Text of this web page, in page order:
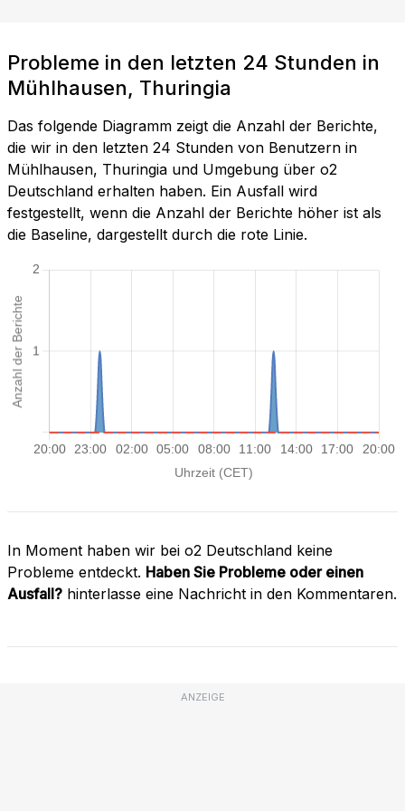
Probleme in den letzten 24 Stunden in
Mühlhausen, Thuringia
Das folgende Diagramm zeigt die Anzahl der Berichte,
die wir in den letzten 24 Stunden von Benutzern in
Mühlhausen, Thuringia und Umgebung über o2
Deutschland erhalten haben. Ein Ausfall wird
festgestellt, wenn die Anzahl der Berichte höher ist als
die Baseline, dargestellt durch die rote Linie.
In Moment haben wir bei o2 Deutschland keine
Probleme entdeckt. Haben Sie Probleme oder einen
Ausfall? hinterlasse eine Nachricht in den Kommentaren.
ANZEIGE